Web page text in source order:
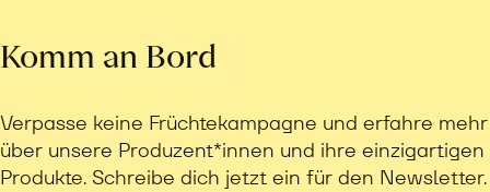
Komm an Bord
Verpasse keine Früchtekampagne und erfahre mehr
über unsere Produzent*innen und ihre einzigartigen
Produkte. Schreibe dich jetzt ein für den Newsletter.